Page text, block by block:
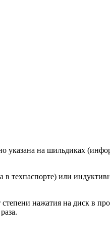
указана на шильдиках
в техпаспорте) или
нажатия на диск в